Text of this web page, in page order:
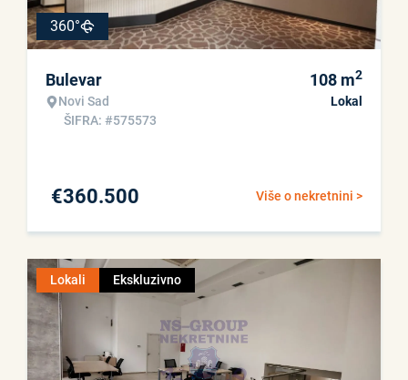
360°
Bulevar
Novi Sad
ŠIFRA: #575573
108 m2
Lokal
Više o nekretnini >
€360.500
Lokali Ekskluzivno